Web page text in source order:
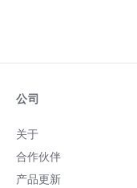
公司
关于
合作伙伴
产品更新